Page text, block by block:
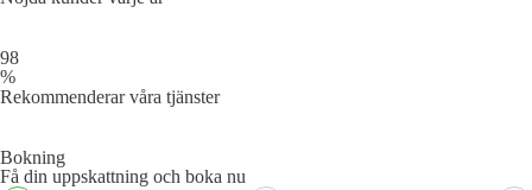
98
%
Rekommenderar våra tjänster
Bokning
Få din uppskattning och boka nu